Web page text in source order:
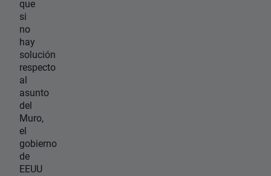
que
si
no
hay
solución
respecto
al
asunto
del
Muro,
el
gobierno
de
EEUU